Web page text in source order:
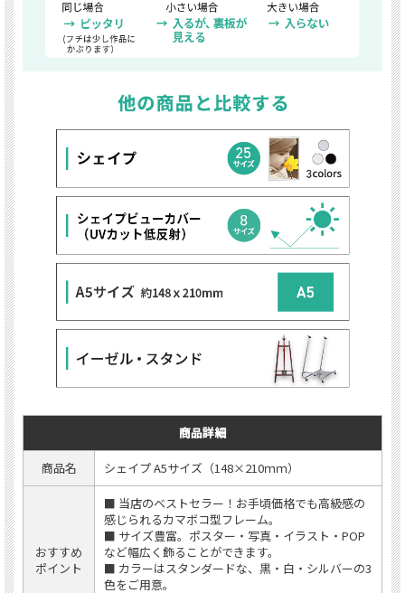
商品詳細
商品名 シェイプ A5サイズ（148×210ｍｍ）
おすすめ
ポイント
■ 当店のベストセラー！お手頃価格でも高級感の
感じられるカマボコ型フレーム。
■ サイズ豊富。ポスター・写真・イラスト・POP
など幅広く飾ることができます。
■ カラーはスタンダードな、黒・白・シルバーの3
色をご用意。